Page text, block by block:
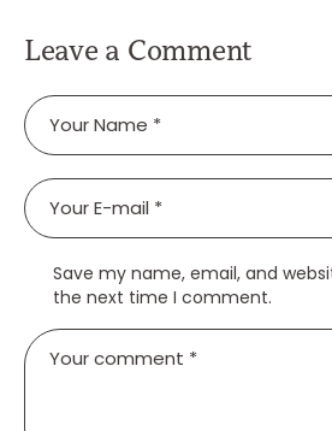
Leave a Comment
Save my name, email, and
the next time I comment.